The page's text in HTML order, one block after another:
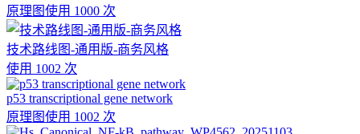
原理图使用 1000 次
技术路线图-通用版-商务风格
使用 1002 次
p53 transcriptional gene network
原理图使用 1002 次